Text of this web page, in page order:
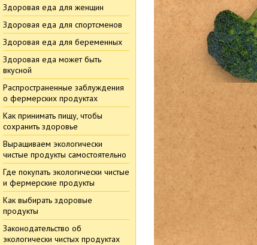
Здоровая еда для женщин
Здоровая еда для спортсменов
Здоровая еда для беременных
Здоровая еда может быть
вкусной
Распространенные заблуждения
о фермерских продуктах
Как принимать пищу, чтобы
сохранить здоровье
Выращиваем экологически
чистые продукты самостоятельно
Где покупать экологически чистые
и фермерские продукты
Как выбирать здоровые
продукты
Законодательство об
экологически чистых продуктах